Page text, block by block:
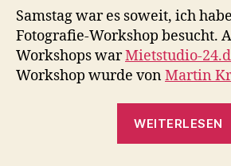
Samstag war es soweit, ich
Fotografie-Workshop besucht.
Workshops warMietstudio-
Workshop wurde vonMartin
WEITERLESEN